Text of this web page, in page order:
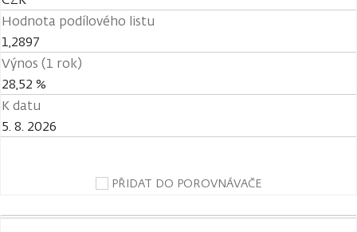
Hodnota podílového listu
1,2897
Výnos (1 rok)
28,52 %
K datu
5. 8. 2026
PŘIDAT DO POROVNÁVAČE